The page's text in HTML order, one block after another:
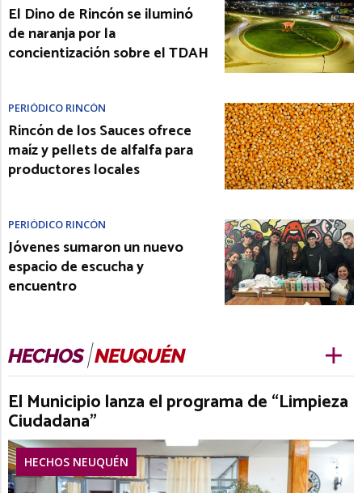
El Dino de Rincón se iluminó
de naranja por la
concientización sobre el TDAH
PERIÓDICO RINCÓN
Rincón de los Sauces ofrece
maíz y pellets de alfalfa para
productores locales
PERIÓDICO RINCÓN
Jóvenes sumaron un nuevo
espacio de escucha y
encuentro
El Municipio lanza el programa de “Limpieza
Ciudadana”
HECHOS NEUQUÉN